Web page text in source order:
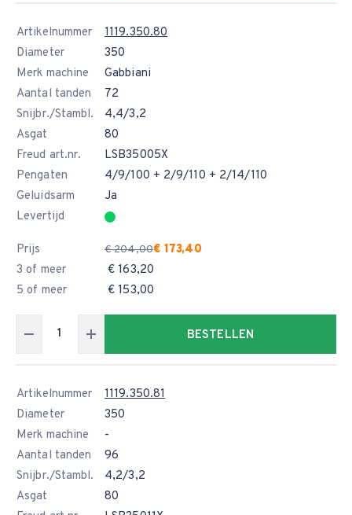
Artikelnummer
1119.350.80
Diameter
350
Merk machine
Gabbiani
Aantal tanden
72
Snijbr./Stambl.
4,4/3,2
Asgat
80
Freud art.nr.
LSB35005X
Pengaten
4/9/100 + 2/9/110 + 2/14/110
Geluidsarm
Ja
Levertijd
Prijs € 204,00€ 173,40
3 of meer
€ 163,20
5 of meer
€ 153,00
BESTELLEN
Artikelnummer
1119.350.81
Diameter
350
Merk machine
-
Aantal tanden
96
Snijbr./Stambl.
4,2/3,2
Asgat
80